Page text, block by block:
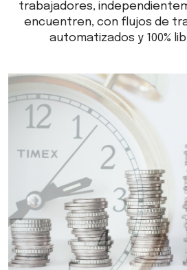
trabajadores,
encuentren, con flujos de
automatizados y 100%